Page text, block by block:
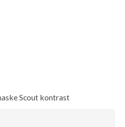
Scout kontrast